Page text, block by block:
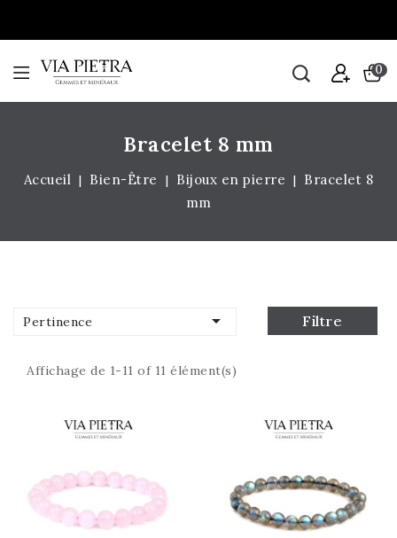
0
Bracelet 8 mm
Accueil Bien-Être Bijoux en pierre
Bracelet 8
mm
Pertinence  Filtre
Affichage de 1-11 of 11 élément(s)